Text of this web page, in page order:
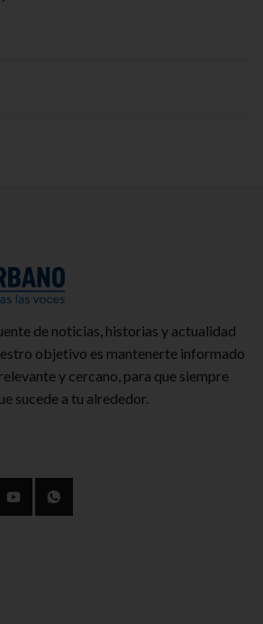
de noticias, historias y actualidad
objetivo es mantenerte informado
y cercano, para que siempre
sucede a tu alrededor.